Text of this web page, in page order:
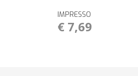
IMPRESSO
€ 7,69